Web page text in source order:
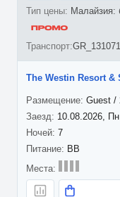
Малайзия:
10.08.2026, Пн
7
The Westin Resort &
Guest /
BB